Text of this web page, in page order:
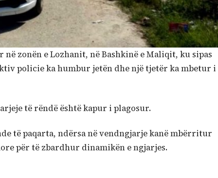
zonën e Lozhanit, në Bashkinë e Maliqit, ku sipas
policie ka humbur jetën dhe një tjetër ka mbetur i
të rëndë është kapur i plagosur.
të paqarta, ndërsa në vendngjarje kanë mbërritur
për të zbardhur dinamikën e ngjarjes.